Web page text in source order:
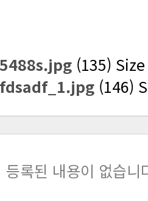
5488s.jpg (135)
fdsadf_1.jpg (146)
등록된 내용이 없습니